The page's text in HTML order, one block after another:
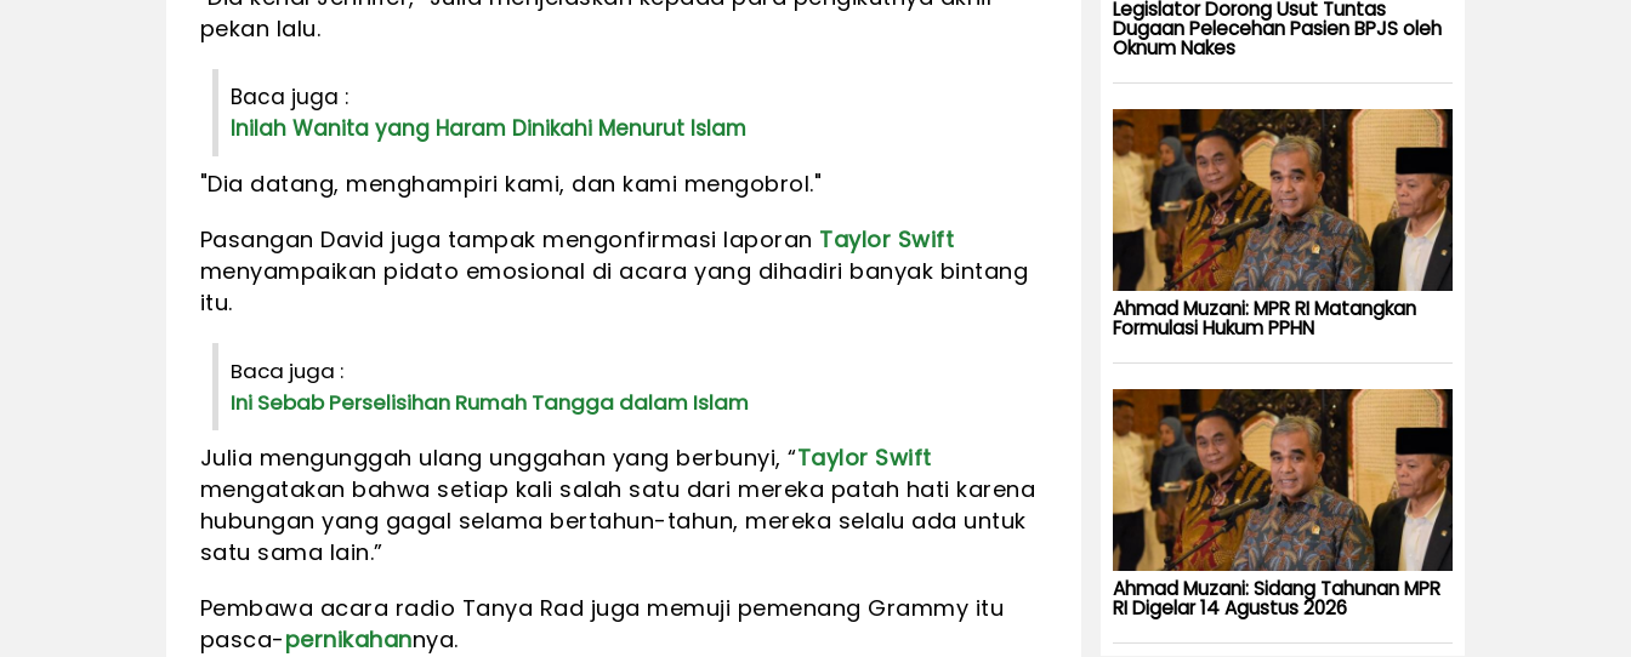
pekan lalu.
Baca juga :
Inilah Wanita yang Haram Dinikahi Menurut Islam
"Dia datang, menghampiri kami, dan kami mengobrol."
Pasangan David juga tampak mengonfirmasi laporan Taylor Swift
menyampaikan pidato emosional di acara yang dihadiri banyak bintang
itu.
Baca juga :
Ini Sebab Perselisihan Rumah Tangga dalam Islam
Julia mengunggah ulang unggahan yang berbunyi, “Taylor Swift
mengatakan bahwa setiap kali salah satu dari mereka patah hati karena
hubungan yang gagal selama bertahun-tahun, mereka selalu ada untuk
satu sama lain.”
Pembawa acara radio Tanya Rad juga memuji pemenang Grammy itu
pasca-pernikahannya.
Legislator Dorong Usut Tuntas
Dugaan Pelecehan Pasien BPJS oleh
Oknum Nakes
Ahmad Muzani: MPR RI Matangkan
Formulasi Hukum PPHN
Ahmad Muzani: Sidang Tahunan MPR
RI Digelar 14 Agustus 2026